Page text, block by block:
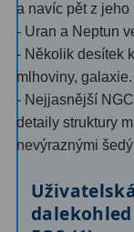
Dalekohledy
Okuláry1
Ostatní2
a navíc pět z jeho
- Uran a Neptun
- Několik desítek
mlhoviny,
- Nejjasnější
detaily struktury
nevýraznými